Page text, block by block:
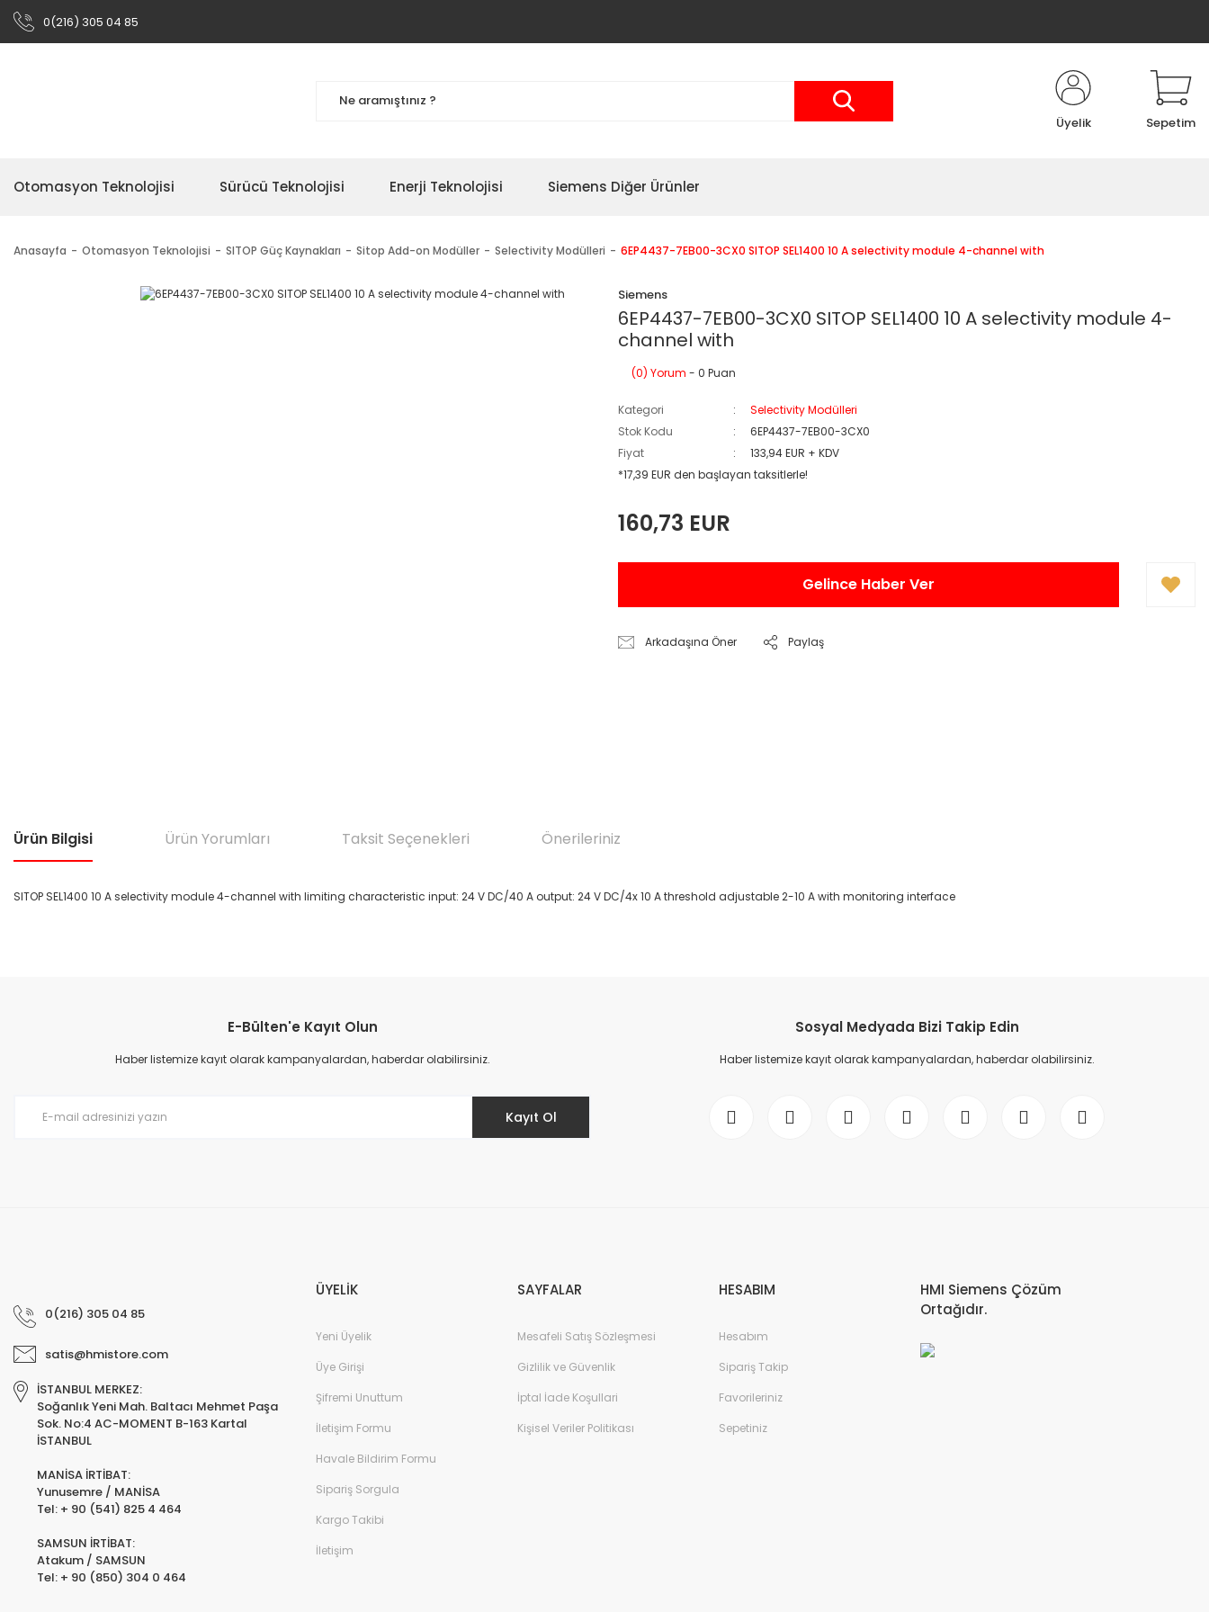
0(216) 305 04 85
Üyelik Sepetim
Otomasyon Teknolojisi Sürücü Teknolojisi Enerji Teknolojisi Siemens Diğer Ürünler
Anasayfa Otomasyon Teknolojisi SITOP Güç Kaynakları Sitop Add-on Modüller Selectivity Modülleri 6EP4437-7EB00-3CX0 SITOP SEL1400 10 A selectivity module 4-channel with
Siemens
6EP4437-7EB00-3CX0 SITOP SEL1400 10 A selectivity module 4-
channel with
(0) Yorum - 0 Puan
Kategori
Selectivity Modülleri
Stok Kodu
6EP4437-7EB00-3CX0
Fiyat
133,94 EUR + KDV
*17,39 EUR den başlayan taksitlerle!
160,73 EUR
Gelince Haber Ver
Arkadaşına Öner Paylaş
Ürün Bilgisi Ürün Yorumları Taksit Seçenekleri Önerileriniz
SITOP SEL1400 10 A selectivity module 4-channel with limiting characteristic input: 24 V DC/40 A output: 24 V DC/4x 10 A threshold adjustable 2-10 A with monitoring interface
Ürün resmi kalitesiz, bozuk veya görüntülenemiyor.
Ürün açıklamasında eksik bilgiler bulunuyor.
E-Bülten'e Kayıt Olun
Haber listemize kayıt olarak kampanyalardan, haberdar olabilirsiniz.
Kayıt Ol
Sosyal Medyada Bizi Takip Edin
Haber listemize kayıt olarak kampanyalardan, haberdar olabilirsiniz.
0(216) 305 04 85
satis@hmistore.com
İSTANBUL MERKEZ:
Soğanlık Yeni Mah. Baltacı Mehmet Paşa
Sok. No:4 AC-MOMENT B-163 Kartal
İSTANBUL
MANİSA İRTİBAT:
Yunusemre / MANİSA
Tel: + 90 (541) 825 4 464
SAMSUN İRTİBAT:
Atakum / SAMSUN
Tel: + 90 (850) 304 0 464
ÜYELİK
Yeni Üyelik
Üye Girişi
Şifremi Unuttum
İletişim Formu
Havale Bildirim Formu
Sipariş Sorgula
Kargo Takibi
İletişim
SAYFALAR
Mesafeli Satış Sözleşmesi
Gizlilik ve Güvenlik
İptal İade Koşullari
Kişisel Veriler Politikası
HESABIM
Hesabım
Sipariş Takip
Favorileriniz
Sepetiniz
HMI Siemens Çözüm
Ortağıdır.